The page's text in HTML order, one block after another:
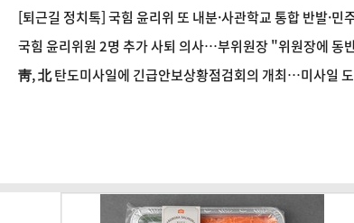
[퇴근길 정치톡] 국힘 윤리위 또 내분·사관학교 통합 반발·민
국힘 윤리위원 2명 추가 사퇴 의사…부위원장 "위원장에 동
靑, 北 탄도미사일에 긴급안보상황점검회의 개최…미사일